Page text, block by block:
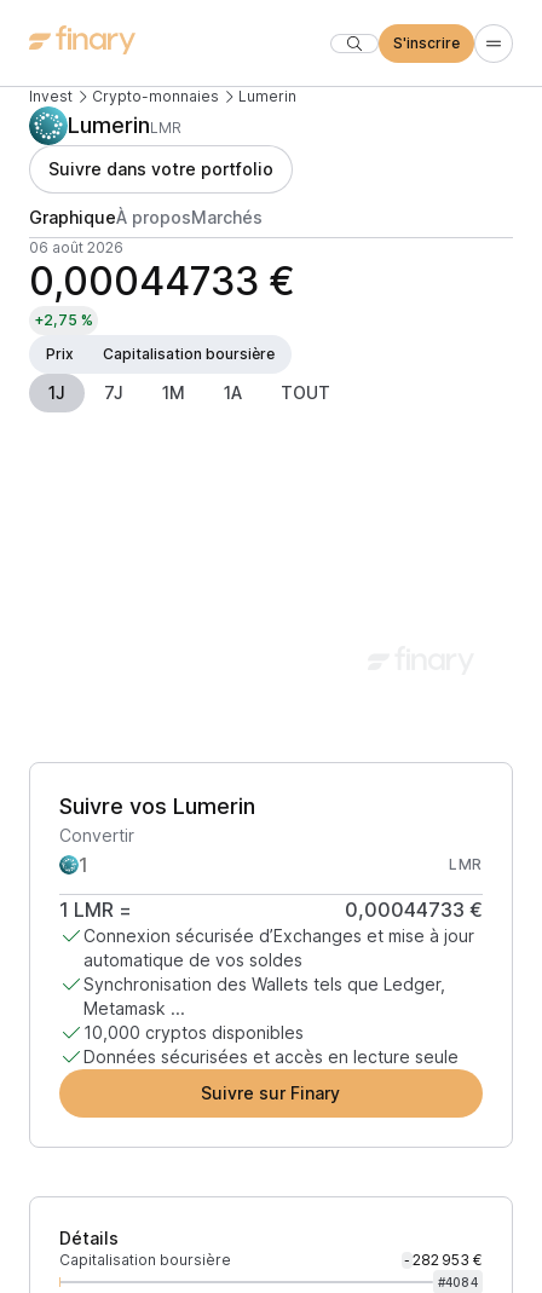
S'inscrire
Invest Crypto-monnaies Lumerin
LumerinLMR
Suivre dans votre portfolio
GraphiqueÀ proposMarchés
06 août 2026
0,00044733 €
+2,75 %
Prix
Capitalisation boursière
1J 7J 1M 1A TOUT
Suivre vos Lumerin
Convertir
LMR
1 LMR = 0,00044733 €
Connexion sécurisée d’Exchanges et mise à jour
automatique de vos soldes
Synchronisation des Wallets tels que Ledger,
Metamask ...
10,000 cryptos disponibles
Données sécurisées et accès en lecture seule
Suivre sur Finary
Détails
Capitalisation boursière - 282 953 €
#4084